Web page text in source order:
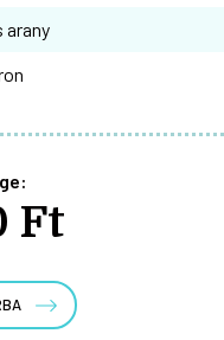
arany
Ft